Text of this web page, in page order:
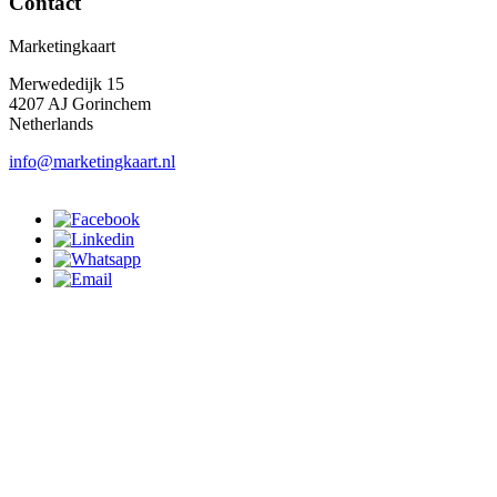
Marketingkaart
Merwededijk 15
4207 AJ Gorinchem
Netherlands
info@marketingkaart.nl